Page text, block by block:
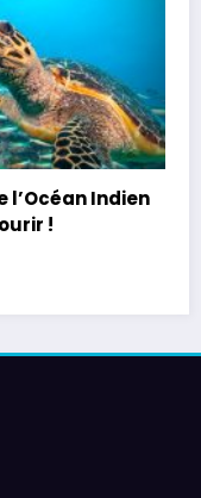
l’Océan Indien
!